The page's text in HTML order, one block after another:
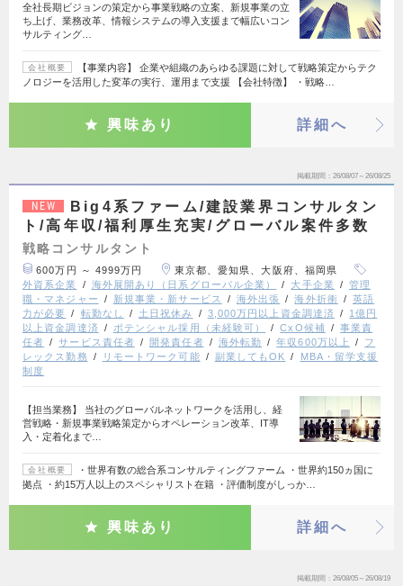
全社長期ビジョンの策定から事業戦略の立案、新規事業の立
ち上げ、業務改革、情報システムの導入支援まで幅広いコン
サルティング…
会社概要
【事業内容】 企業や組織のあらゆる課題に対して戦略策定からテク
ノロジーを活用した変革の実行、運用まで支援 【会社特徴】 ・戦略…
興味あり 詳細へ
掲載期間 26/08/07～26/08/25
NEW
Big4系ファーム/建設業界コンサルタン
ト/高年収/福利厚生充実/グローバル案件多数
戦略コンサルタント
600万円 ～ 4999万円
東京都、愛知県、大阪府、福岡県
外資系企業
海外展開あり（日系グローバル企業） 大手企業
管理
職・マネジャー
新規事業・新サービス 海外出張 海外折衝
英語
力が必要
転勤なし 土日祝休み 3,000万円以上資金調達済
1億円
以上資金調達済
ポテンシャル採用（未経験可） CxO候補
事業責
任者
サービス責任者 開発責任者 海外転勤 年収600万以上
フ
レックス勤務
リモートワーク可能 副業してもOK
MBA・留学支援
制度
【担当業務】 当社のグローバルネットワークを活用し、経
営戦略・新規事業戦略策定からオペレーション改革、IT導
入・定着化まで…
会社概要
・世界有数の総合系コンサルティングファーム ・世界約150ヵ国に
拠点 ・約15万人以上のスペシャリスト在籍 ・評価制度がしっか…
興味あり 詳細へ
掲載期間 26/08/05～26/08/19